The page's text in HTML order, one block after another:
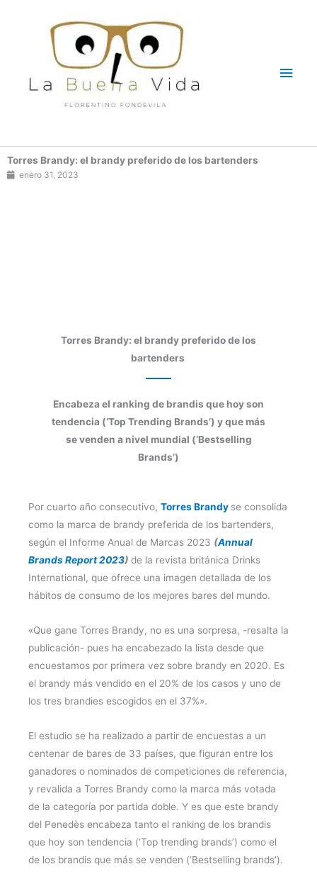
Torres Brandy: el brandy preferido de los bartenders
enero 31, 2023
Torres Brandy: el brandy preferido de los
bartenders
Encabeza el ranking de brandis que hoy son
tendencia (‘Top Trending Brands’) y que más
se venden a nivel mundial (‘Bestselling
Brands’)
Por cuarto año consecutivo, Torres Brandy se consolida
como la marca de brandy preferida de los bartenders,
según el Informe Anual de Marcas 2023 (Annual
Brands Report 2023) de la revista británica Drinks
International, que ofrece una imagen detallada de los
hábitos de consumo de los mejores bares del mundo.
«Que gane Torres Brandy, no es una sorpresa, -resalta la
publicación- pues ha encabezado la lista desde que
encuestamos por primera vez sobre brandy en 2020. Es
el brandy más vendido en el 20% de los casos y uno de
los tres brandies escogidos en el 37%».
El estudio se ha realizado a partir de encuestas a un
centenar de bares de 33 países, que figuran entre los
ganadores o nominados de competiciones de referencia,
y revalida a Torres Brandy como la marca más votada
de la categoría por partida doble. Y es que este brandy
del Penedès encabeza tanto el ranking de los brandis
que hoy son tendencia (‘Top trending brands’) como el
de los brandis que más se venden (‘Bestselling brands’).